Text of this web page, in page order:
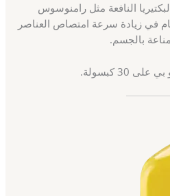
النافعة مثل رامنوسوس
في زيادة سرعة امتصاص العناصر
بالجسم.
كبسولة.